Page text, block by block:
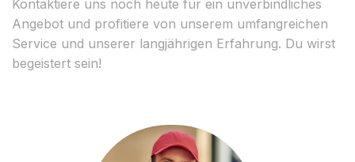
Kontaktiere uns noch heute für ein unverbindliches
Angebot und profitiere von unserem umfangreichen
Service und unserer langjährigen Erfahrung. Du wirst
begeistert sein!